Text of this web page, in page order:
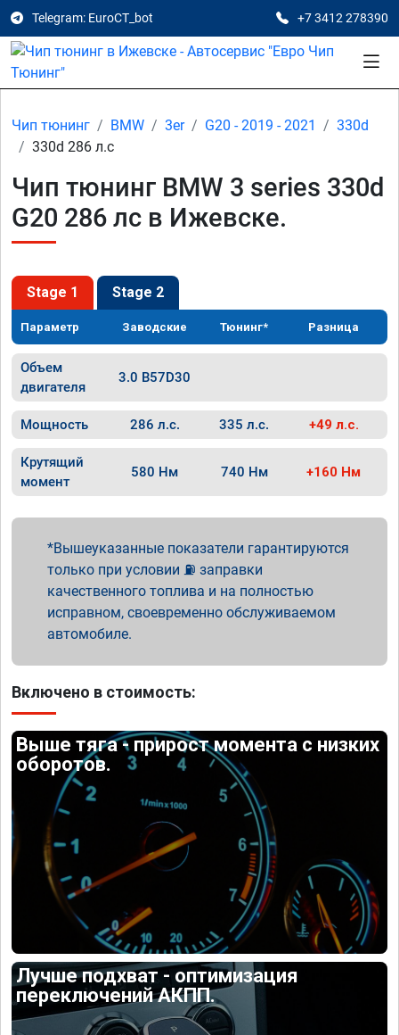
Telegram: EuroCT_bot +7 3412 278390
Чип тюнинг BMW 3er G20 - 2019 - 2021
330d
330d 286 л.с
Чип тюнинг BMW 3 series 330d
G20 286 лс в Ижевске.
Stage 1 Stage 2
Параметр Заводские Тюнинг* Разница
Объем
двигателя
3.0 B57D30
Мощность 286 л.с. 335 л.с. +49 л.с.
Крутящий
момент
580 Нм 740 Нм +160 Нм
Вышеуказанные показатели гарантируются
только при условии ⛽ заправки
качественного топлива и на полностью
исправном, своевременно обслуживаемом
автомобиле.
Включено в стоимость:
Выше тяга - прирост момента с низких
оборотов.
Лучше подхват - оптимизация
переключений АКПП.